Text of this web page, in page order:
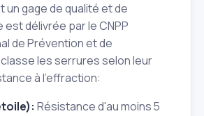
gage de qualité et de
est délivrée par le CNPP
de Prévention et de
les serrures selon leur
à l'effraction:
Résistance d'au moins 5